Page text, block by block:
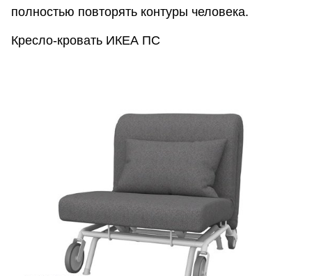
полностью повторять контуры человека.
Кресло-кровать ИКЕА ПС